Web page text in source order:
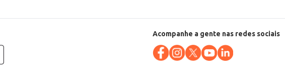
Acompanhe a gente nas redes sociais